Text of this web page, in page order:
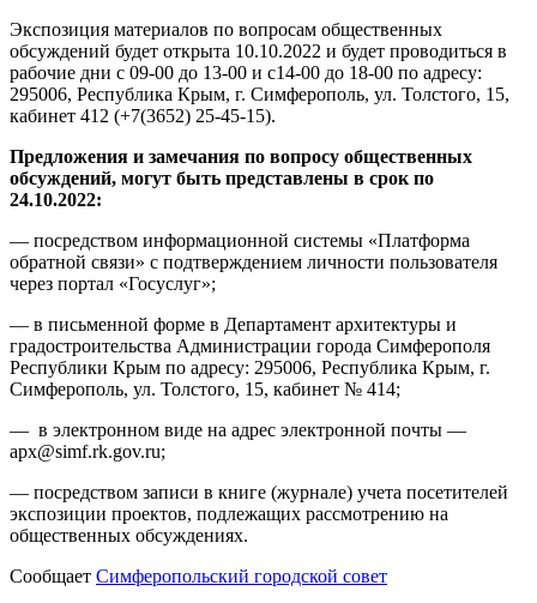
Экспозиция материалов по вопросам общественных
обсуждений будет открыта 10.10.2022 и будет проводиться в
рабочие дни с 09-00 до 13-00 и с14-00 до 18-00 по адресу:
295006, Республика Крым, г. Симферополь, ул. Толстого, 15,
кабинет 412 (+7(3652) 25-45-15).
Предложения и замечания по вопросу общественных
обсуждений, могут быть представлены в срок по
24.10.2022:
— посредством информационной системы «Платформа
обратной связи» с подтверждением личности пользователя
через портал «Госуслуг»;
— в письменной форме в Департамент архитектуры и
градостроительства Администрации города Симферополя
Республики Крым по адресу: 295006, Республика Крым, г.
Симферополь, ул. Толстого, 15, кабинет № 414;
— в электронном виде на адрес электронной почты —
apx@simf.rk.gov.ru;
— посредством записи в книге (журнале) учета посетителей
экспозиции проектов, подлежащих рассмотрению на
общественных обсуждениях.
Сообщает Симферопольский городской совет